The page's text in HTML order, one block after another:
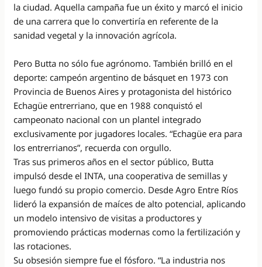
la ciudad. Aquella campaña fue un éxito y marcó el inicio
de una carrera que lo convertiría en referente de la
sanidad vegetal y la innovación agrícola.
Pero Butta no sólo fue agrónomo. También brilló en el
deporte: campeón argentino de básquet en 1973 con
Provincia de Buenos Aires y protagonista del histórico
Echagüe entrerriano, que en 1988 conquistó el
campeonato nacional con un plantel integrado
exclusivamente por jugadores locales. “Echagüe era para
los entrerrianos”, recuerda con orgullo.
Tras sus primeros años en el sector público, Butta
impulsó desde el INTA, una cooperativa de semillas y
luego fundó su propio comercio. Desde Agro Entre Ríos
lideró la expansión de maíces de alto potencial, aplicando
un modelo intensivo de visitas a productores y
promoviendo prácticas modernas como la fertilización y
las rotaciones.
Su obsesión siempre fue el fósforo. “La industria nos